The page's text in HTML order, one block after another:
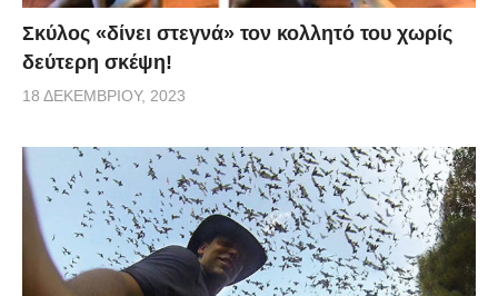
Σκύλος «δίνει στεγνά» τον κολλητό του χωρίς
δεύτερη σκέψη!
18 ΔΕΚΕΜΒΡΊΟΥ, 2023